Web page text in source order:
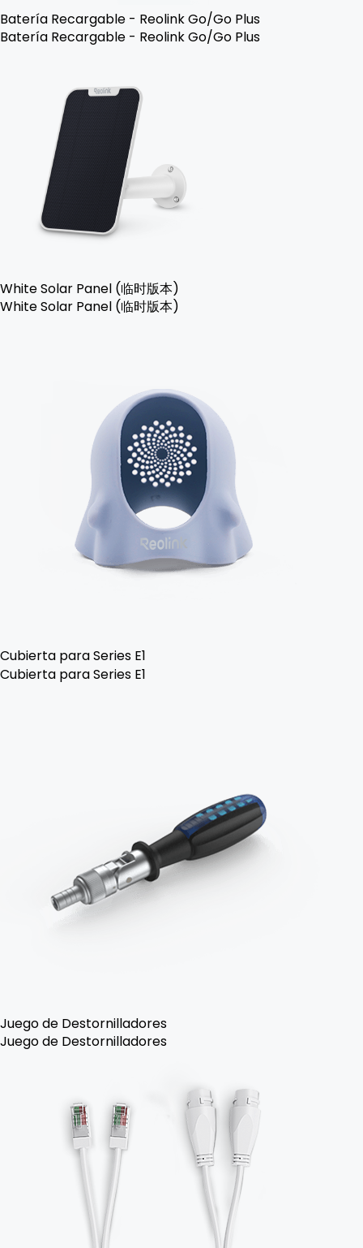
Batería Recargable - Reolink Go/Go Plus
Batería Recargable - Reolink Go/Go Plus
White Solar Panel (临时版本)
White Solar Panel (临时版本)
Cubierta para Series E1
Cubierta para Series E1
Juego de Destornilladores
Juego de Destornilladores